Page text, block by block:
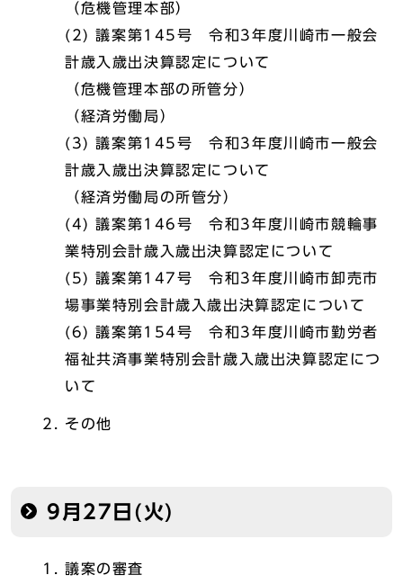
（危機管理本部）
(2) 議案第145号 令和3年度川崎市一般会
計歳入歳出決算認定について
（危機管理本部の所管分）
（経済労働局）
(3) 議案第145号 令和3年度川崎市一般会
計歳入歳出決算認定について
（経済労働局の所管分）
(4) 議案第146号 令和3年度川崎市競輪事
業特別会計歳入歳出決算認定について
(5) 議案第147号 令和3年度川崎市卸売市
場事業特別会計歳入歳出決算認定について
(6) 議案第154号 令和3年度川崎市勤労者
福祉共済事業特別会計歳入歳出決算認定につ
いて
その他
9月27日(火)
議案の審査